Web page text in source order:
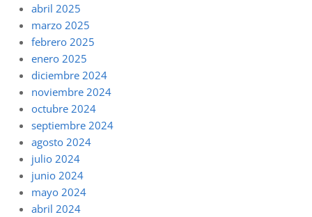
abril 2025
marzo 2025
febrero 2025
enero 2025
diciembre 2024
noviembre 2024
octubre 2024
septiembre 2024
agosto 2024
julio 2024
junio 2024
mayo 2024
abril 2024